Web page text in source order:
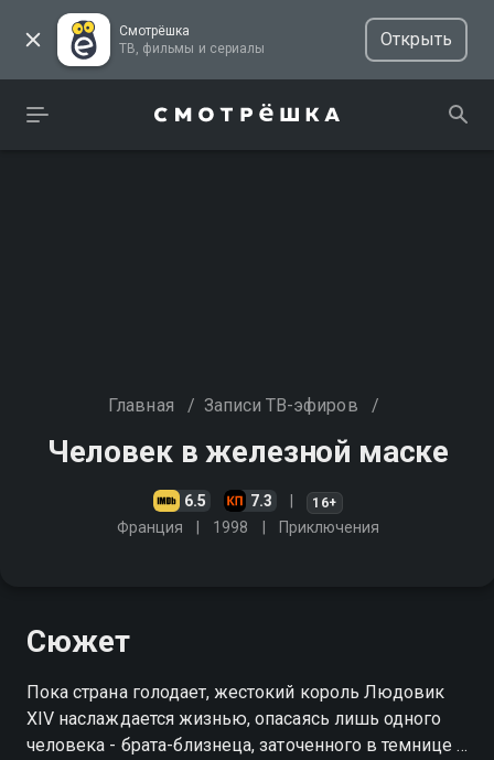
Смотрёшка
ТВ, фильмы и сериалы
Открыть
Главная / Записи ТВ-эфиров /
Человек в железной маске
6.5 7.3 16+
Франция 1998 Приключения
Сюжет
Пока страна голодает, жестокий король Людовик
XIV наслаждается жизнью, опасаясь лишь одного
человека - брата-близнеца, заточенного в темнице и